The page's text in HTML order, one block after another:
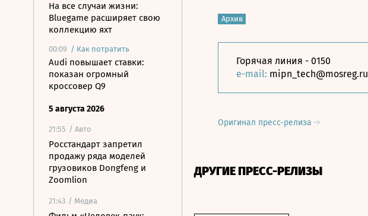
На все случаи жизни:
Bluegame расширяет свою
коллекцию яхт
00:09 / Как потратить
Audi повышает ставки:
показан огромный
кроссовер Q9
5 августа 2026
21:55 / Авто
Росстандарт запретил
продажу ряда моделей
грузовиков Dongfeng и
Zoomlion
21:43 / Медиа
Архив
Горячая линия - 0150
e-mail: mipn_tech@mosreg.ru
Оригинал пресс-релиза
ДРУГИЕ ПРЕСС-РЕЛИЗЫ